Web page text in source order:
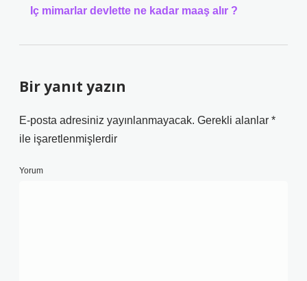
Iç mimarlar devlette ne kadar maaş alır ?
Bir yanıt yazın
E-posta adresiniz yayınlanmayacak. Gerekli alanlar *
ile işaretlenmişlerdir
Yorum